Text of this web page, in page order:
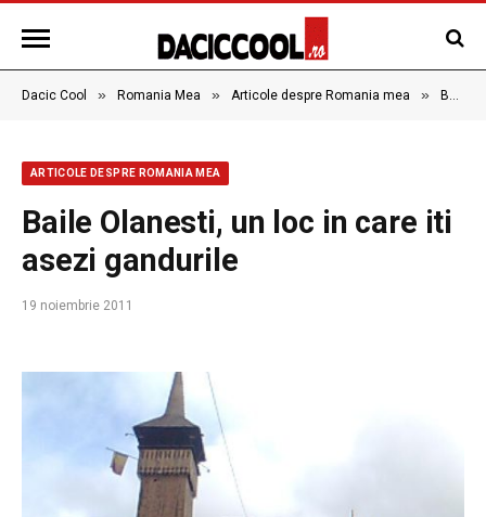
Dacic Cool » Romania Mea » Articole despre Romania mea » Baile Olanesti, un loc in care iti asezi gandurile
ARTICOLE DESPRE ROMANIA MEA
Baile Olanesti, un loc in care iti
asezi gandurile
19 noiembrie 2011